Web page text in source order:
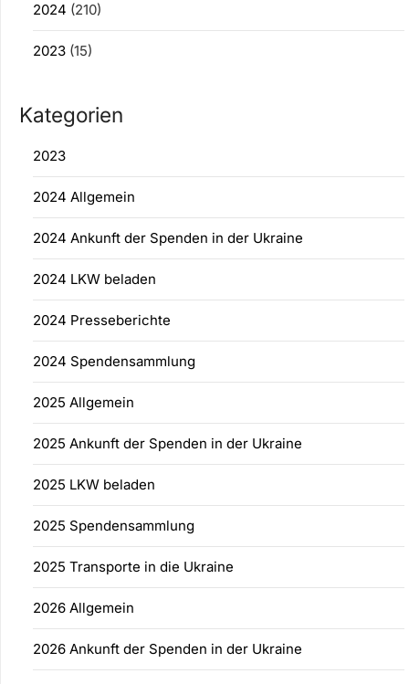
2024 (210)
2023 (15)
Kategorien
2023
2024 Allgemein
2024 Ankunft der Spenden in der Ukraine
2024 LKW beladen
2024 Presseberichte
2024 Spendensammlung
2025 Allgemein
2025 Ankunft der Spenden in der Ukraine
2025 LKW beladen
2025 Spendensammlung
2025 Transporte in die Ukraine
2026 Allgemein
2026 Ankunft der Spenden in der Ukraine